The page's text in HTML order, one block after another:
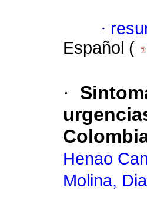
·
Español (
·
Henao
Molina,